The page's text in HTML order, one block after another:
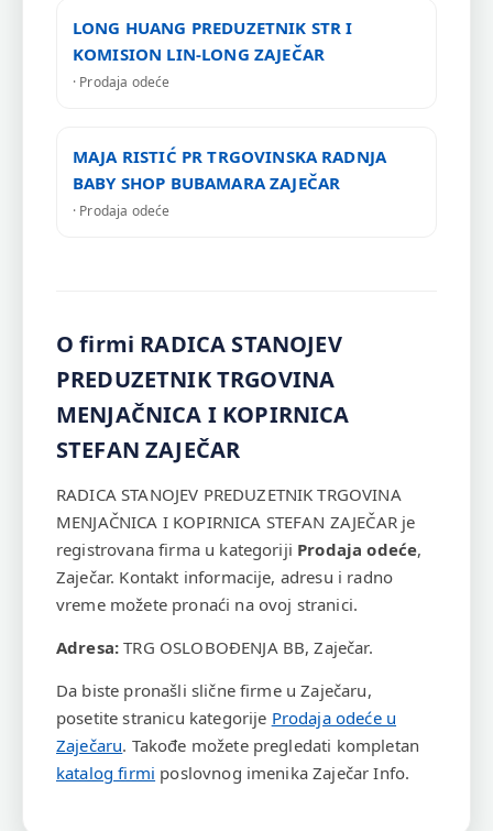
LONG HUANG PREDUZETNIK STR I
KOMISION LIN-LONG ZAJEČAR
· Prodaja odeće
MAJA RISTIĆ PR TRGOVINSKA RADNJA
BABY SHOP BUBAMARA ZAJEČAR
· Prodaja odeće
O firmi RADICA STANOJEV
PREDUZETNIK TRGOVINA
MENJAČNICA I KOPIRNICA
STEFAN ZAJEČAR
RADICA STANOJEV PREDUZETNIK TRGOVINA
MENJAČNICA I KOPIRNICA STEFAN ZAJEČAR je
registrovana firma u kategoriji Prodaja odeće,
Zaječar. Kontakt informacije, adresu i radno
vreme možete pronaći na ovoj stranici.
Adresa: TRG OSLOBOĐENJA BB, Zaječar.
Da biste pronašli slične firme u Zaječaru,
posetite stranicu kategorije Prodaja odeće u
Zaječaru. Takođe možete pregledati kompletan
katalog firmi poslovnog imenika Zaječar Info.